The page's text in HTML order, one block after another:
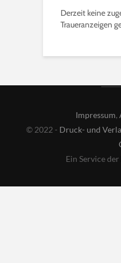
Derzeit keine
Traueranzeigen
Impressum,
© 2022 - Druck- und
Ein Service der